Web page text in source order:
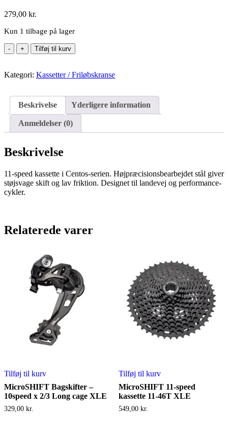
279,00 kr.
Kun 1 tilbage på lager
MicroSHIFT
11-
kassette
Centos
Tilføj til kurv
Kategori: Kassetter / Friløbskranse
Beskrivelse Yderligere information
Anmeldelser (0)
Beskrivelse
11-speed kassette i Centos-serien. Højpræcisionsbearbejdet stål giver
støjsvage skift og lav friktion. Designet til landevej og performance-
cykler.
Relaterede varer
Tilføj til kurv
MicroSHIFT Bagskifter –
10speed x 2/3 Long cage XLE
329,00 kr.
Tilføj til kurv
MicroSHIFT 11-speed
kassette 11-46T XLE
549,00 kr.